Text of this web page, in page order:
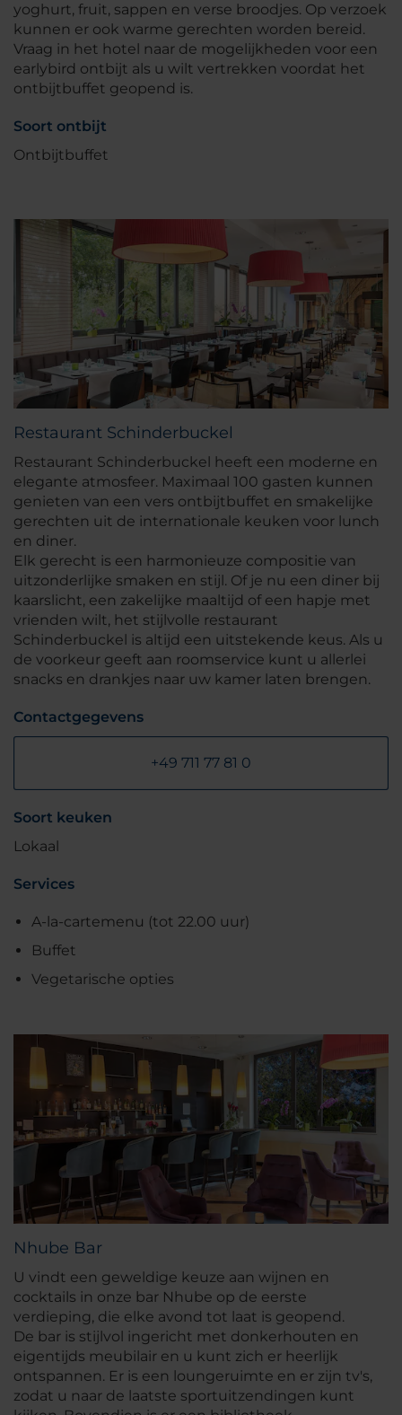
yoghurt, fruit, sappen en verse broodjes. Op verzoek
kunnen er ook warme gerechten worden bereid.
Vraag in het hotel naar de mogelijkheden voor een
earlybird ontbijt als u wilt vertrekken voordat het
ontbijtbuffet geopend is.
Soort ontbijt
Ontbijtbuffet
Restaurant Schinderbuckel
Restaurant Schinderbuckel heeft een moderne en
elegante atmosfeer. Maximaal 100 gasten kunnen
genieten van een vers ontbijtbuffet en smakelijke
gerechten uit de internationale keuken voor lunch
en diner.
Elk gerecht is een harmonieuze compositie van
uitzonderlijke smaken en stijl. Of je nu een diner bij
kaarslicht, een zakelijke maaltijd of een hapje met
vrienden wilt, het stijlvolle restaurant
Schinderbuckel is altijd een uitstekende keus. Als u
de voorkeur geeft aan roomservice kunt u allerlei
snacks en drankjes naar uw kamer laten brengen.
Contactgegevens
+49 711 77 81 0
Soort keuken
Lokaal
Services
A-la-cartemenu (tot 22.00 uur)
Buffet
Vegetarische opties
Nhube Bar
U vindt een geweldige keuze aan wijnen en
cocktails in onze bar Nhube op de eerste
verdieping, die elke avond tot laat is geopend.
De bar is stijlvol ingericht met donkerhouten en
eigentijds meubilair en u kunt zich er heerlijk
ontspannen. Er is een loungeruimte en er zijn tv's,
zodat u naar de laatste sportuitzendingen kunt